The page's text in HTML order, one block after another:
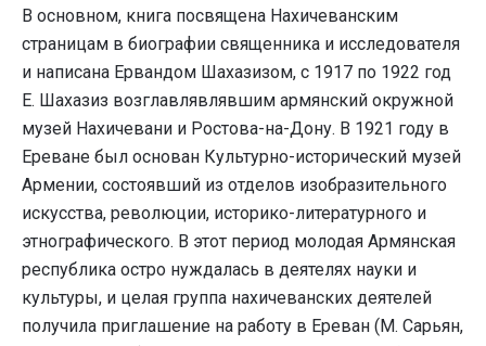
В основном, книга посвящена Нахичеванским
страницам в биографии священника и исследователя
и написана Ервандом Шахазизом, с 1917 по 1922 год
Е. Шахазиз возглавлявлявшим армянский окружной
музей Нахичевани и Ростова-на-Дону. В 1921 году в
Ереване был основан Культурно-исторический музей
Армении, состоявший из отделов изобразительного
искусства, революции, историко-литературного и
этнографического. В этот период молодая Армянская
республика остро нуждалась в деятелях науки и
культуры, и целая группа нахичеванских деятелей
получила приглашение на работу в Ереван (М. Сарьян,